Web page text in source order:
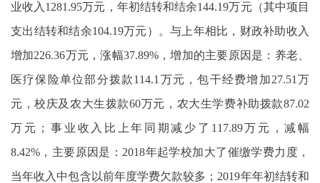
业收入1281.95万元，年初结转和结余144.19万元（其中项目
支出结转和结余104.19万元）。与上年相比，财政补助收入
增加226.36万元，涨幅37.89%，增加的主要原因是：养老、
医疗保险单位部分拨款114.1万元，包干经费增加27.51万
元，校庆及农大生拨款60万元，农大生学费补助拨款87.02
万元；事业收入比上年同期减少了117.89万元，减幅
8.42%，主要原因是：2018年起学校加大了催缴学费力度，
当年收入中包含以前年度学费欠款较多；2019年年初结转和